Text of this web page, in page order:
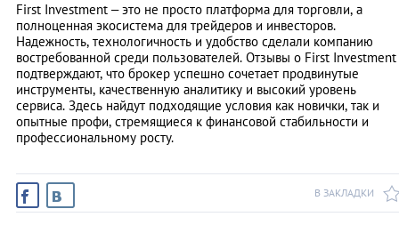
First Investment – это не просто платформа для торговли, а
полноценная экосистема для трейдеров и инвесторов.
Надежность, технологичность и удобство сделали компанию
востребованной среди пользователей. Отзывы о First Investment
подтверждают, что брокер успешно сочетает продвинутые
инструменты, качественную аналитику и высокий уровень
сервиса. Здесь найдут подходящие условия как новички, так и
опытные профи, стремящиеся к финансовой стабильности и
профессиональному росту.
В ЗАКЛАДКИ